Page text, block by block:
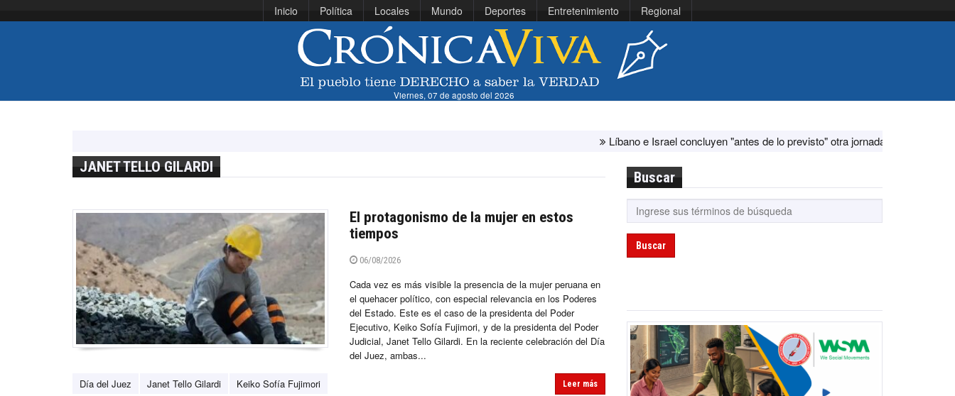
Inicio Política Locales Mundo Deportes Entretenimiento Regional
Viernes, 07 de agosto del 2026
Líbano e Israel concluyen "antes de lo previsto" otra jornada de diálogo por "acontecimientos
JANET TELLO GILARDI
El protagonismo de la mujer en estos
tiempos
06/08/2026
Cada vez es más visible la presencia de la mujer peruana en
el quehacer político, con especial relevancia en los Poderes
del Estado. Este es el caso de la presidenta del Poder
Ejecutivo, Keiko Sofía Fujimori, y de la presidenta del Poder
Judicial, Janet Tello Gilardi. En la reciente celebración del Día
del Juez, ambas...
Día del Juez Janet Tello Gilardi Keiko Sofía Fujimori Leer más
Buscar
Buscar